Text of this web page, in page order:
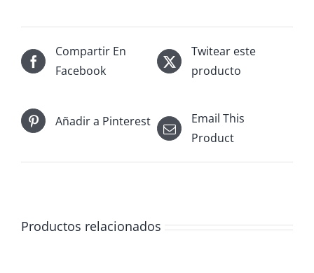
Compartir En
Facebook
Twitear este
producto
Añadir a Pinterest
Email This
Product
Productos relacionados